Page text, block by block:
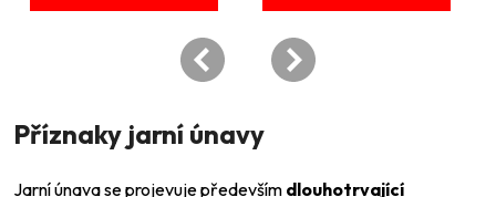
Příznaky jarní únavy
Jarní únava se projevuje především dlouhotrvající